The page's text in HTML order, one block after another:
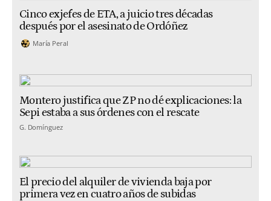
Cinco exjefes de ETA, a juicio tres décadas
después por el asesinato de Ordóñez
María Peral
Montero justifica que ZP no dé explicaciones: la
Sepi estaba a sus órdenes con el rescate
G. Domínguez
El precio del alquiler de vivienda baja por
primera vez en cuatro años de subidas